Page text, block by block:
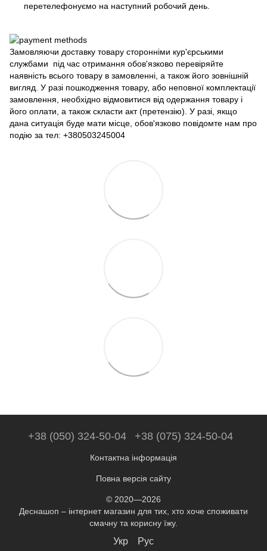
перетелефонуємо на наступний робочий день.
Замовляючи доставку товару сторонніми кур'єрськими
службами під час отримання обов'язково перевіряйте
наявність всього товару в замовленні, а також його зовнішній
вигляд. У разі пошкодження товару, або неповної комплектації
замовлення, необхідно відмовитися від одержання товару і
його оплати, а також скласти акт (претензію). У разі, якщо
дана ситуація буде мати місце, обов'язково повідомте нам про
подію за тел: +380503245004
+38 (050) 324-50-04 +38 (075) 324-50-04
Контактна інформація
Повна версія сайту
© 2020—2026
Деснашоп – інтернет магазин для тих, хто хоче споживати
смачну та корисну їжу.
Укр Рус